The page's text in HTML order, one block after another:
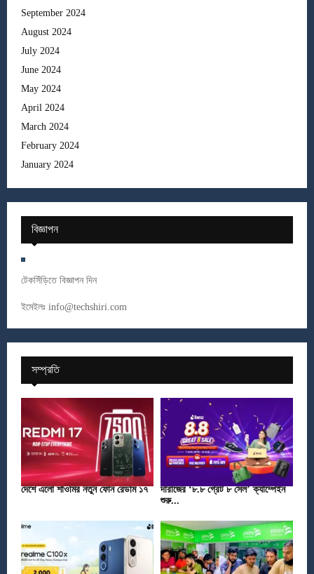
September 2024
August 2024
July 2024
June 2024
May 2024
April 2024
March 2024
February 2024
January 2024
বিজ্ঞাপন
টেকসিঁড়িতে বিজ্ঞাপন দিন
ইমেইলঃ info@techshiri.com
সম্প্রতি
দেশে এলো শাওমির নতুন ফোন রেডমি ১৭
দারাজের ‘৮.৮ গ্রেট ৮ সেল’ ক্যাম্পেইন
শুরু...